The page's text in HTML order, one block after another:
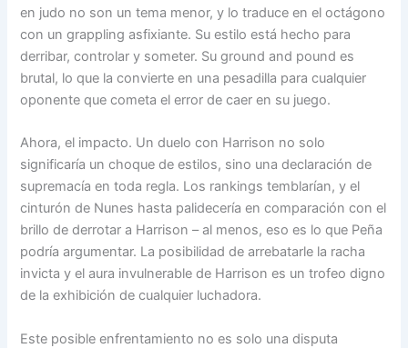
en judo no son un tema menor, y lo traduce en el octágono
con un grappling asfixiante. Su estilo está hecho para
derribar, controlar y someter. Su ground and pound es
brutal, lo que la convierte en una pesadilla para cualquier
oponente que cometa el error de caer en su juego.
Ahora, el impacto. Un duelo con Harrison no solo
significaría un choque de estilos, sino una declaración de
supremacía en toda regla. Los rankings temblarían, y el
cinturón de Nunes hasta palidecería en comparación con el
brillo de derrotar a Harrison – al menos, eso es lo que Peña
podría argumentar. La posibilidad de arrebatarle la racha
invicta y el aura invulnerable de Harrison es un trofeo digno
de la exhibición de cualquier luchadora.
Este posible enfrentamiento no es solo una disputa